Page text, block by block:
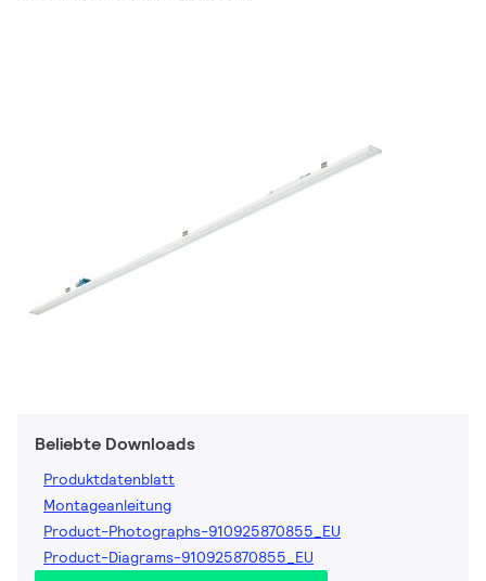
Beliebte Downloads
Produktdatenblatt
Montageanleitung
Product-Photographs-910925870855_EU
Product-Diagrams-910925870855_EU